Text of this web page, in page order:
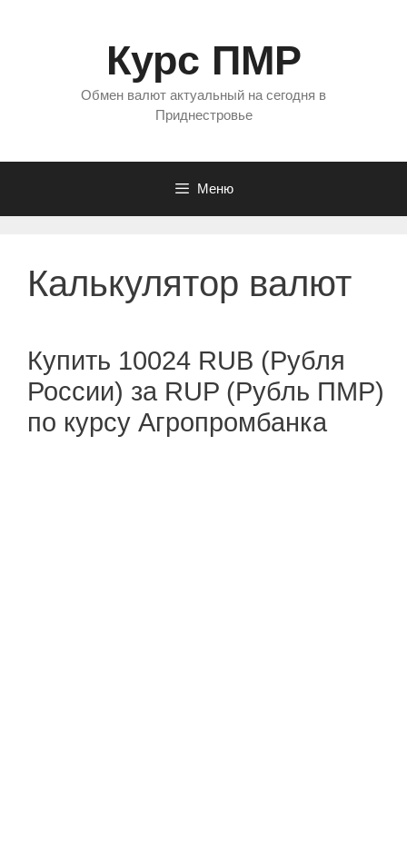
Курс ПМР
Обмен валют актуальный на сегодня в
Приднестровье
Меню
Калькулятор валют
Купить 10024 RUB (Рубля
России) за RUP (Рубль ПМР)
по курсу Агропромбанка